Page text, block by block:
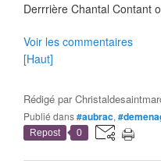
Derrrière Chantal Contant
Voir les commentaires
[Haut]
Rédigé par
Publié dans#aubrac,
Repost 0